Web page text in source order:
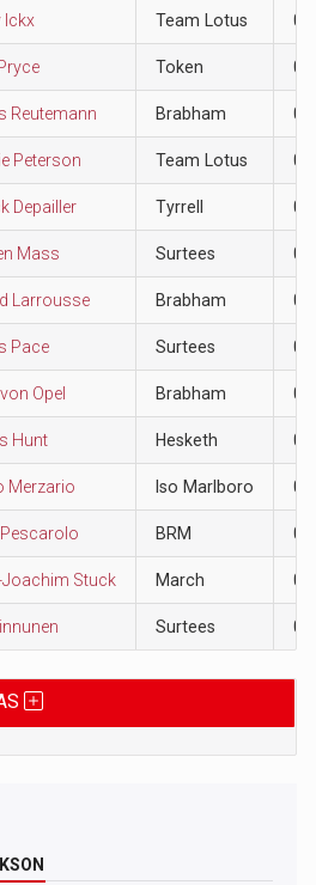
Ickx Team Lotus 0
Token 0
Reutemann Brabham 0
Peterson Team Lotus 0
Depailler Tyrrell 0
Mass Surtees 0
Larrousse Brabham 0
Pace Surtees 0
Opel Brabham 0
Hunt Hesketh 0
Merzario Iso Marlboro 0
BRM 0
Joachim Stuck March 0
Surtees 0